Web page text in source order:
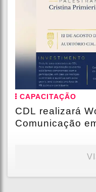
CAPACITAÇÃO
CDL realizará
Comunicação